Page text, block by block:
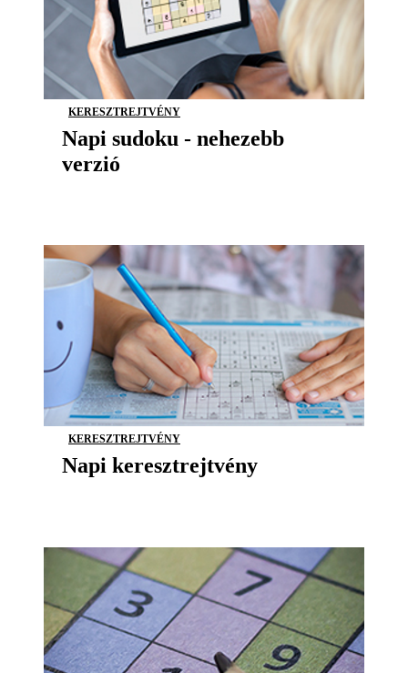
KERESZTREJTVÉNY
Napi sudoku - nehezebb
verzió
KERESZTREJTVÉNY
Napi keresztrejtvény